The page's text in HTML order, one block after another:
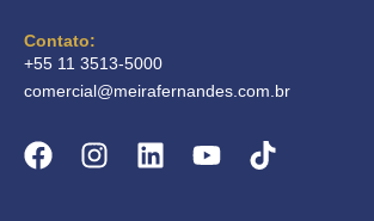
Contato:
+55 11 3513-5000
comercial@meirafernandes.com.br